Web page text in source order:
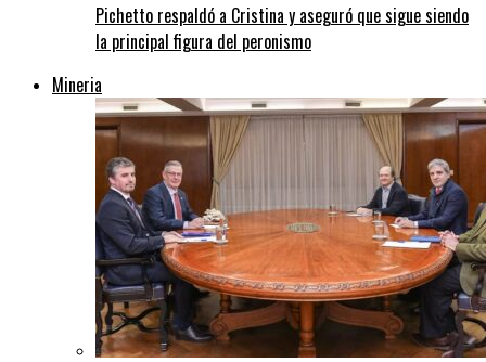
Pichetto respaldó a Cristina y aseguró que sigue siendo
la principal figura del peronismo
Mineria